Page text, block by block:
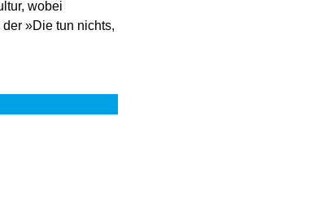
wobei
»Die tun nichts,